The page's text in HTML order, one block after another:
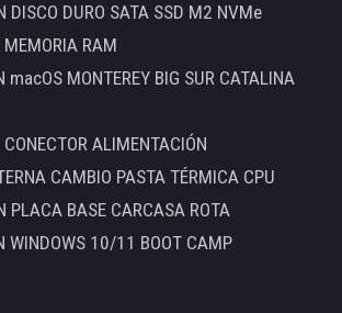
DISCO DURO SATA SSD M2 NVMe
RAM
macOS MONTEREY BIG SUR CATALINA
CONECTOR ALIMENTACIÓN
CAMBIO PASTA TÉRMICA CPU
PLACA BASE CARCASA ROTA
WINDOWS 10/11 BOOT CAMP